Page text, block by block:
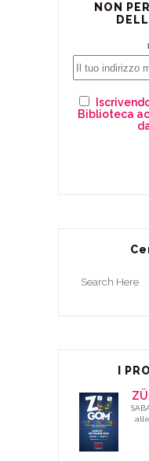
NON
Biblioteca
I